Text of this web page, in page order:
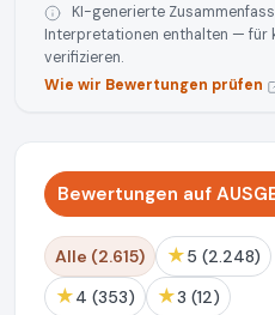
KI-generierte
Interpretationen enthalten — für
verifizieren.
Wie wir Bewertungen prüfen
Bewertungen auf
Alle (2.615) ★ 5 (2.248)
★ 4 (353) ★ 3 (12)